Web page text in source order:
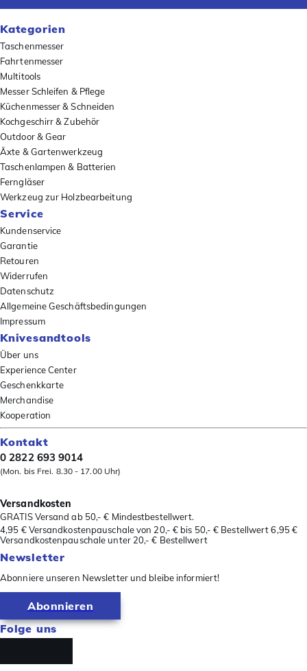
Kategorien
Taschenmesser
Fahrtenmesser
Multitools
Messer Schleifen & Pflege
Küchenmesser & Schneiden
Kochgeschirr & Zubehör
Outdoor & Gear
Äxte & Gartenwerkzeug
Taschenlampen & Batterien
Ferngläser
Werkzeug zur Holzbearbeitung
Service
Kundenservice
Garantie
Retouren
Widerrufen
Datenschutz
Allgemeine Geschäftsbedingungen
Impressum
Knivesandtools
Über uns
Experience Center
Geschenkkarte
Merchandise
Kooperation
Kontakt
0 2822 693 9014
(Mon. bis Frei. 8.30 - 17.00 Uhr)
Versandkosten
GRATIS Versand ab 50,- € Mindestbestellwert.
4,95 € Versandkostenpauschale von 20,- € bis 50,- € Bestellwert 6,95 €
Versandkostenpauschale unter 20,- € Bestellwert
Newsletter
Abonniere unseren Newsletter und bleibe informiert!
Abonnieren
Folge uns